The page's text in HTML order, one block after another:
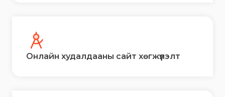
Онлайн худалдааны сайт хөгжүүлэлт